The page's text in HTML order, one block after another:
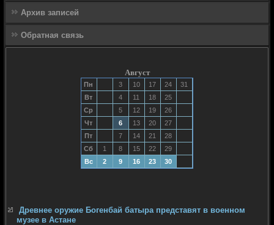
Архив записей
Обратная связь
Август
Пн 3 10 17 24
31
Вт
4 11 18
25
Ср
5 12 19
26
Чт
6 13 20
27
Пт
7 14 21
28
Сб
1 8 15 22
29
Вс
2 9 16 23 30
Древнее оружие Богенбай батыра представят в военном
музее в Астане